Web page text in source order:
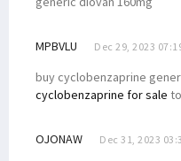
MPBVLU Dec 29, 2023
buy cyclobenzaprine
cyclobenzaprine for sale
OJONAW Dec 31, 2023